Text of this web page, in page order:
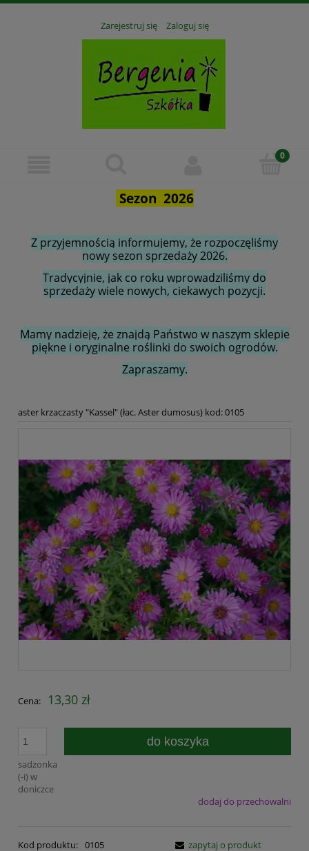
Zarejestruj się Zaloguj się
Sezon 2026
Z przyjemnością informujemy, że rozpoczęliśmy
nowy sezon sprzedaży 2026.
Tradycyjnie, jak co roku wprowadziliśmy do
sprzedaży wiele nowych, ciekawych pozycji.
Mamy nadzieję, że znajdą Państwo w naszym sklepie
piękne i oryginalne roślinki do swoich ogrodów.
Zapraszamy.
aster krzaczasty "Kassel" (łac. Aster dumosus) kod: 0105
Cena: 13,30 zł
sadzonka
(-i) w
doniczce
do koszyka
dodaj do przechowalni
Kod produktu: 0105
zapytaj o produkt